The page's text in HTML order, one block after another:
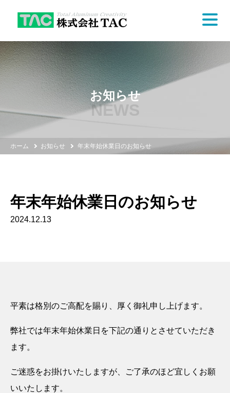
お知らせ
NEWS
ホーム お知らせ 年末年始休業日のお知らせ
年末年始休業日のお知らせ
2024.12.13
平素は格別のご高配を賜り、厚く御礼申し上げます。
弊社では年末年始休業日を下記の通りとさせていただき
ます。
ご迷惑をお掛けいたしますが、ご了承のほど宜しくお願
いいたします。